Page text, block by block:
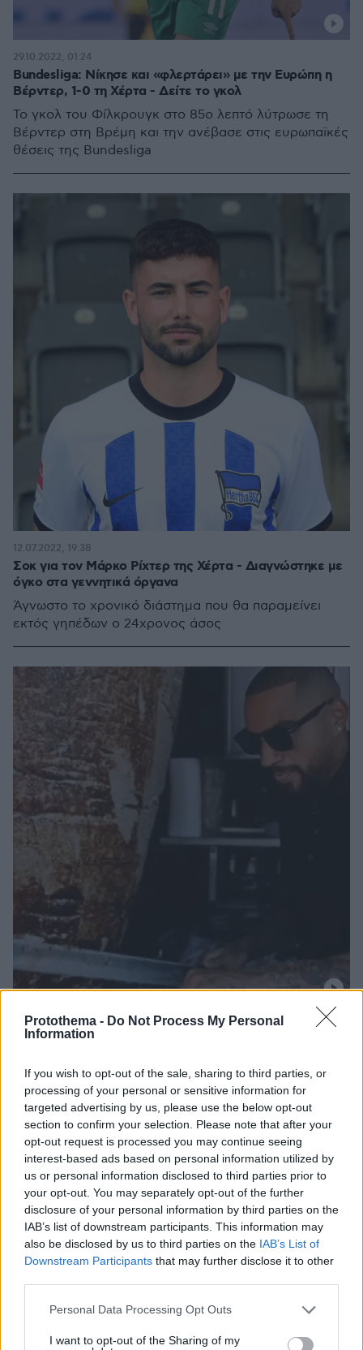
Protothema - Do Not Process My Personal
Information
If you wish to opt-out of the sale, sharing to third parties, or
processing of your personal or sensitive information for
targeted advertising by us, please use the below opt-out
section to confirm your selection. Please note that after your
opt-out request is processed you may continue seeing
interest-based ads based on personal information utilized by
us or personal information disclosed to third parties prior to
your opt-out. You may separately opt-out of the further
disclosure of your personal information by third parties on the
IAB’s list of downstream participants. This information may
also be disclosed by us to third parties on the IAB’s List of
Downstream Participants that may further disclose it to other
Please note that this website/app uses one or more Google
not limited to your visit or usage behaviour. You may click to
Personal Data Processing Opt Outs
I want to opt-out of the Sharing of my
Bundesliga: Νίκησε και «φλερτάρει» με την Ευρώπη η
Βέρντερ, 1-0 τη Χέρτα - Δείτε το γκολ
Το γκολ του Φίλκρουγκ στο 85ο λεπτό λύτρωσε τη
Βέρντερ στη Βρέμη και την ανέβασε στις ευρωπαϊκές
θέσεις της Bundesliga
29.10.2022, 01:24
Σοκ για τον Μάρκο Ρίχτερ της Χέρτα - Διαγνώστηκε με
όγκο στα γεννητικά όργανα
Άγνωστο το χρονικό διάστημα που θα παραμείνει
εκτός γηπέδων ο 24χρονος άσος
12.07.2022, 19:38
Ο Μπόατενγκ έκοψε ντονέρ και υποσχέθηκε να κεράσει
Ο Κέβιν Πρινς-Μπόατενγκ ανανέωσε ως το 2023 με
τη Χέρτα Βερολίνου και για να το γιορτάσει έκοψε
ντονέρ και υποσχέθηκε να κεράσει 2023 τυχερούς
φίλους της γερμανικής ομάδας
22.06.2022, 21:39 1